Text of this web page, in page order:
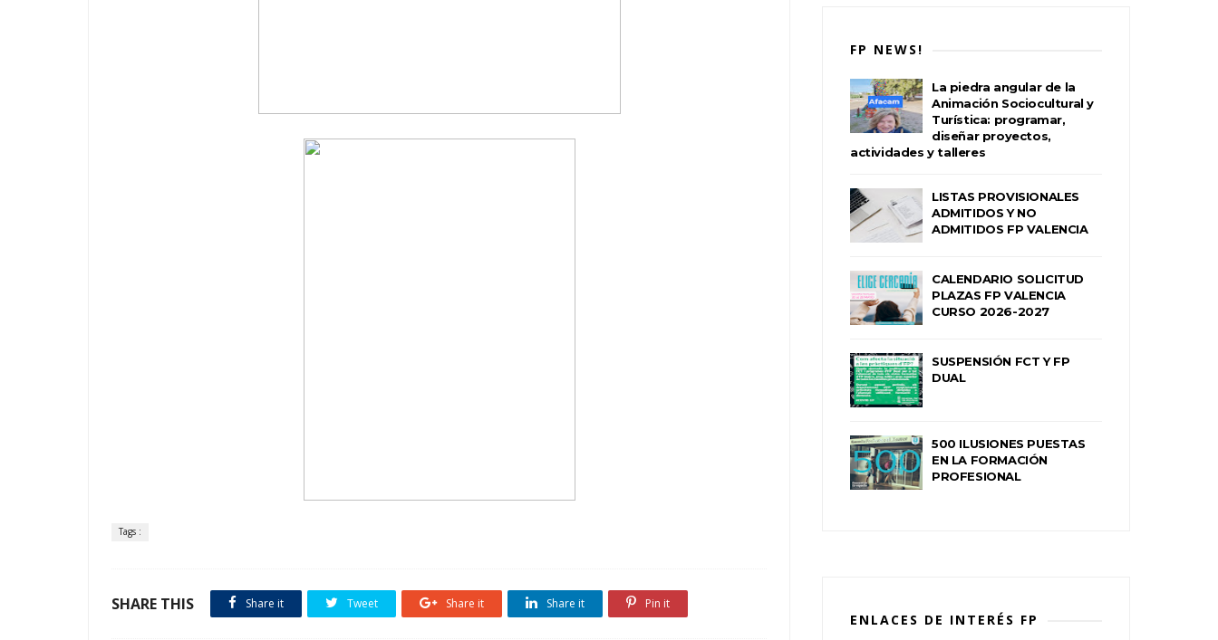
Tags :
SHARE THIS Share it Tweet Share it Share it Pin it
FP NEWS!
La piedra angular de la
Animación Sociocultural y
Turística: programar,
diseñar proyectos,
actividades y talleres
LISTAS PROVISIONALES
ADMITIDOS Y NO
ADMITIDOS FP VALENCIA
CALENDARIO SOLICITUD
PLAZAS FP VALENCIA
CURSO 2026-2027
SUSPENSIÓN FCT Y FP
DUAL
500 ILUSIONES PUESTAS
EN LA FORMACIÓN
PROFESIONAL
ENLACES DE INTERÉS FP